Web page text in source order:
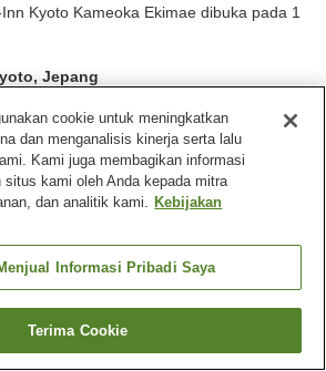
Kyoto Kameoka Ekimae dibuka pada 1
Jepang
402
Kyoto
Kota Kameoka
Ekimae
Cari kamar
cookie untuk meningkatkan
dan menganalisis kinerja serta lalu
Kami juga membagikan informasi
situs kami oleh Anda kepada mitra
dan analitik kami. Kebijakan
Informasi Pribadi Saya
Terima Cookie